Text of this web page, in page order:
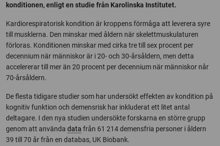
konditionen, enligt en studie från Karolinska Institutet.
Kardiorespiratorisk kondition är kroppens förmåga att leverera syre
till musklerna. Den minskar med åldern när skelettmuskulaturen
förloras. Konditionen minskar med cirka tre till sex procent per
decennium när människor är i 20- och 30-årsåldern, men detta
accelererar till mer än 20 procent per decennium när människor når
70-årsåldern.
De flesta tidigare studier som har undersökt effekten av kondition på
kognitiv funktion och demensrisk har inkluderat ett litet antal
deltagare. I den nya studien undersökte forskarna en större grupp
genom att använda data från 61 214 demensfria personer i åldern
39 till 70 år från en databas, UK Biobank.